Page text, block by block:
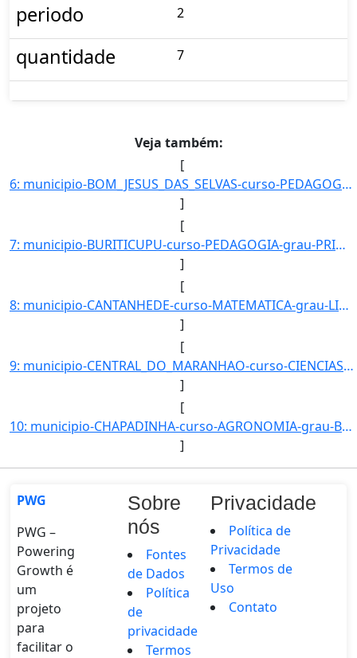
periodo 2
quantidade 7
Veja também:
[
6: municipio-BOM_JESUS_DAS_SELVAS-curso-PEDAGOGIA-grau-PRIMEIRA_LICENCIATURA-turno-Matutino_e_Vespertin]
]
[
7: municipio-BURITICUPU-curso-PEDAGOGIA-grau-PRIMEIRA_LICENCIATURA-turno-Matutino_e_Vespertino-modalida]
]
[
8: municipio-CANTANHEDE-curso-MATEMATICA-grau-LICENCIATURA_PLENA-turno-Matutino_e_Vespertino-modalidade]
]
[
9: municipio-CENTRAL_DO_MARANHAO-curso-CIENCIAS_EXATAS-grau-LICENCIATURA_PLENA-turno-Matutino-_Vesperti]
]
[
10: municipio-CHAPADINHA-curso-AGRONOMIA-grau-BACHARELADO-turno-Matutino_e_Vespertino-modalidade-Presenc]
]
PWG
PWG –
Powering
Growth é
um
projeto
para
facilitar o
Sobre
nós
Fontes
de Dados
Política
de
privacidade
Termos
Privacidade
Política de
Privacidade
Termos de
Uso
Contato